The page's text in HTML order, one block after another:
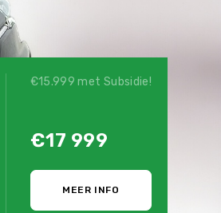
€15.999 met Subsidie!
€17 999
MEER INFO